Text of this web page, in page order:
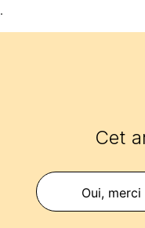
.
Cet
Oui, merci